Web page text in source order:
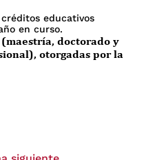
educativos
en curso.
doctorado y
otorgadas por la